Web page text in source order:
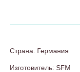
Страна: Германия
Изготовитель: SFM